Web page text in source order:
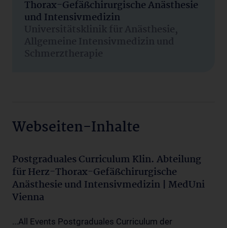
Thorax-Gefäßchirurgische Anästhesie
und Intensivmedizin
Universitätsklinik für Anästhesie,
Allgemeine Intensivmedizin und
Schmerztherapie
Webseiten-Inhalte
Postgraduales Curriculum Klin. Abteilung
für Herz-Thorax-Gefäßchirurgische
Anästhesie und Intensivmedizin | MedUni
Vienna
...All Events Postgraduales Curriculum der